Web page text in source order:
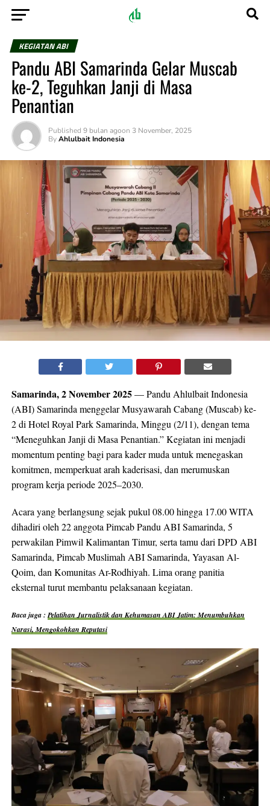
KEGIATAN ABI
Pandu ABI Samarinda Gelar Muscab
ke-2, Teguhkan Janji di Masa
Penantian
Published 9 bulan agoon 3 November, 2025
By Ahlulbait Indonesia
Samarinda, 2 November 2025— Pandu Ahlulbait Indonesia
(ABI) Samarinda menggelar Musyawarah Cabang (Muscab) ke-
2 di Hotel Royal Park Samarinda, Minggu (2/11), dengan tema
“Meneguhkan Janji di Masa Penantian.” Kegiatan ini menjadi
momentum penting bagi para kader muda untuk menegaskan
komitmen, memperkuat arah kaderisasi, dan merumuskan
program kerja periode 2025–2030.
Acara yang berlangsung sejak pukul 08.00 hingga 17.00 WITA
dihadiri oleh 22 anggota Pimcab Pandu ABI Samarinda, 5
perwakilan Pimwil Kalimantan Timur, serta tamu dari DPD ABI
Samarinda, Pimcab Muslimah ABI Samarinda, Yayasan Al-
Qoim, dan Komunitas Ar-Rodhiyah. Lima orang panitia
eksternal turut membantu pelaksanaan kegiatan.
Baca juga :Pelatihan Jurnalistik dan Kehumasan ABI Jatim: Menumbuhkan
Narasi, Mengokohkan Reputasi